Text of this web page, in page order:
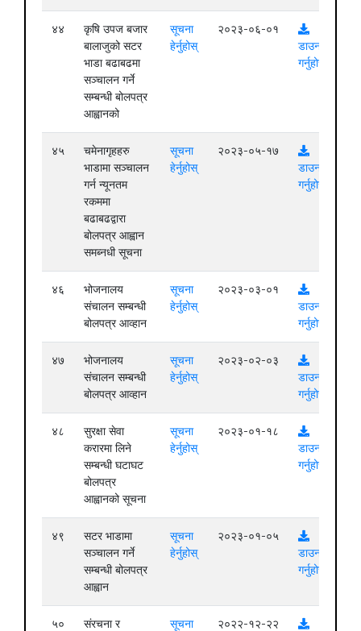
४४
कृषि उपज बजार
बालाजुको सटर
भाडा बढाबढमा
सञ्चालन गर्ने
सम्बन्धी बोलपत्र
आह्वानको
सूचना
हेर्नुहोस्
२०२३-०६-०१
डाउनलोड
गर्नुहोस्
४५
चमेनागृहहरु
भाडामा सञ्चालन
गर्न न्यूनतम
रकममा
बढाबढद्वारा
बोलपत्र आह्वान
समब्नधी सूचना
सूचना
हेर्नुहोस्
२०२३-०५-१७
डाउनलोड
गर्नुहोस्
४६
भोजनालय
संचालन सम्बन्धी
बोलपत्र आव्हान
सूचना
हेर्नुहोस्
२०२३-०३-०१
डाउनलोड
गर्नुहोस्
४७
भोजनालय
संचालन सम्बन्धी
बोलपत्र आव्हान
सूचना
हेर्नुहोस्
२०२३-०२-०३
डाउनलोड
गर्नुहोस्
४८
सुरक्षा सेवा
करारमा लिने
सम्बन्धी घटाघट
बोलपत्र
आह्वानको सूचना
सूचना
हेर्नुहोस्
२०२३-०१-१८
डाउनलोड
गर्नुहोस्
४९
सटर भाडामा
सञ्चालन गर्ने
सम्बन्धी बोलपत्र
आह्वान
सूचना
हेर्नुहोस्
२०२३-०१-०५
डाउनलोड
गर्नुहोस्
५०
संरचना र
सूचना
२०२२-१२-२२